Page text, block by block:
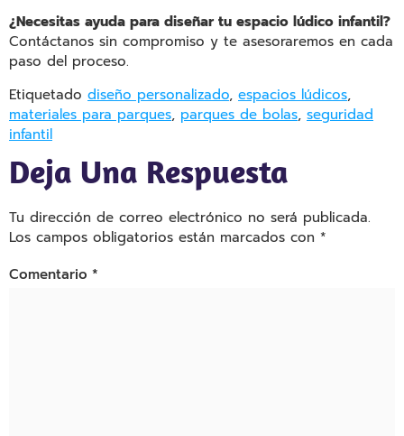
¿Necesitas ayuda para diseñar tu espacio lúdico infantil?
Contáctanos sin compromiso y te asesoraremos en cada
paso del proceso.
Etiquetado diseño personalizado, espacios lúdicos,
materiales para parques, parques de bolas, seguridad
infantil
Deja Una Respuesta
Tu dirección de correo electrónico no será publicada.
Los campos obligatorios están marcados con *
Comentario *